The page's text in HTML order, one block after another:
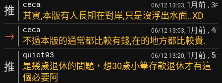
推 ceca 06/12 13:03, 1月前 , 3F
其實,本版有人長期在對岸,只是沒浮出水面..XD
→ ceca 06/12 13:03, 1月前 , 4F
不過本版的通常都比較有錢,在的地方都比較貴.
推
quiet93 06/12 13:20, 1月前 , 5F
是幾歲退休的問題，想30歲小筆存款退休才有這
個必要阿